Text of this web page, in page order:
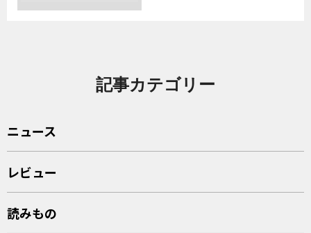
記事カテゴリー
ニュース
レビュー
読みもの